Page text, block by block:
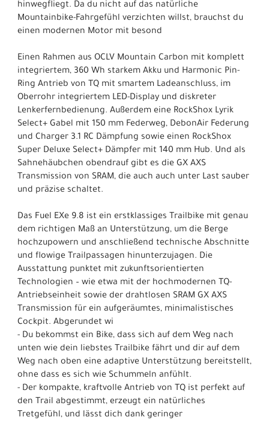
hinwegfliegt. Da du nicht auf das natürliche
Mountainbike-Fahrgefühl verzichten willst, brauchst du
einen modernen Motor mit besond
Einen Rahmen aus OCLV Mountain Carbon mit komplett
integriertem, 360 Wh starkem Akku und Harmonic Pin-
Ring Antrieb von TQ mit smartem Ladeanschluss, im
Oberrohr integriertem LED-Display und diskreter
Lenkerfernbedienung. Außerdem eine RockShox Lyrik
Select+ Gabel mit 150 mm Federweg, DebonAir Federung
und Charger 3.1 RC Dämpfung sowie einen RockShox
Super Deluxe Select+ Dämpfer mit 140 mm Hub. Und als
Sahnehäubchen obendrauf gibt es die GX AXS
Transmission von SRAM, die auch auch unter Last sauber
und präzise schaltet.
Das Fuel EXe 9.8 ist ein erstklassiges Trailbike mit genau
dem richtigen Maß an Unterstützung, um die Berge
hochzupowern und anschließend technische Abschnitte
und flowige Trailpassagen hinunterzujagen. Die
Ausstattung punktet mit zukunftsorientierten
Technologien – wie etwa mit der hochmodernen TQ-
Antriebseinheit sowie der drahtlosen SRAM GX AXS
Transmission für ein aufgeräumtes, minimalistisches
Cockpit. Abgerundet wi
- Du bekommst ein Bike, dass sich auf dem Weg nach
unten wie dein liebstes Trailbike fährt und dir auf dem
Weg nach oben eine adaptive Unterstützung bereitstellt,
ohne dass es sich wie Schummeln anfühlt.
- Der kompakte, kraftvolle Antrieb von TQ ist perfekt auf
den Trail abgestimmt, erzeugt ein natürliches
Tretgefühl, und lässt dich dank geringer